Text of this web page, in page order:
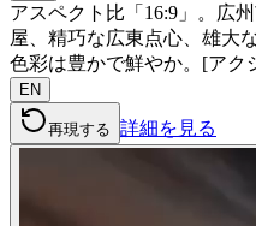
アスペクト比「16:9」。広
屋、精巧な広東点心、雄大
色彩は豊かで鮮やか。[ア
EN
再現する 詳細を見る